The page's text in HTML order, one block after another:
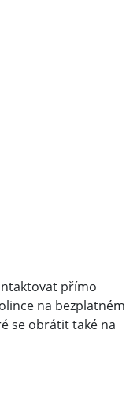
přímo
na bezplatném
se obrátit také na